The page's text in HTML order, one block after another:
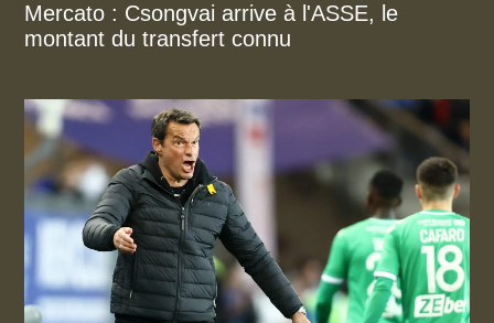
Mercato : Csongvai arrive à l'ASSE, le
montant du transfert connu